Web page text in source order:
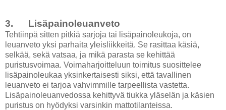
3. Lisäpainoleuanveto
Tehtiinpä sitten pitkiä sarjoja tai lisäpainoleukoja, on
leuanveto yksi parhaita yleisliikkeitä. Se rasittaa käsiä,
selkää, sekä vatsaa, ja mikä parasta se kehittää
puristusvoimaa. Voimaharjoitteluun toimitus suosittelee
lisäpainoleukaa yksinkertaisesti siksi, että tavallinen
leuanveto ei tarjoa vahvimmille tarpeellista vastetta.
Lisäpainoleuanvedossa kehittyvä tiukka yläselän ja käsien
puristus on hyödyksi varsinkin mattotilanteissa.